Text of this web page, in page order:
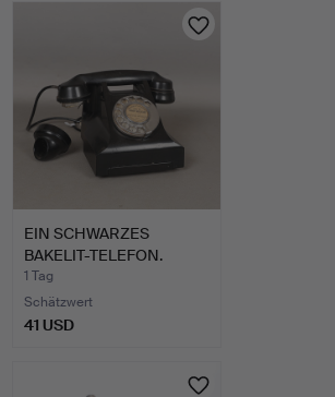
EIN SCHWARZES
BAKELIT-TELEFON.
1 Tag
Schätzwert
41 USD